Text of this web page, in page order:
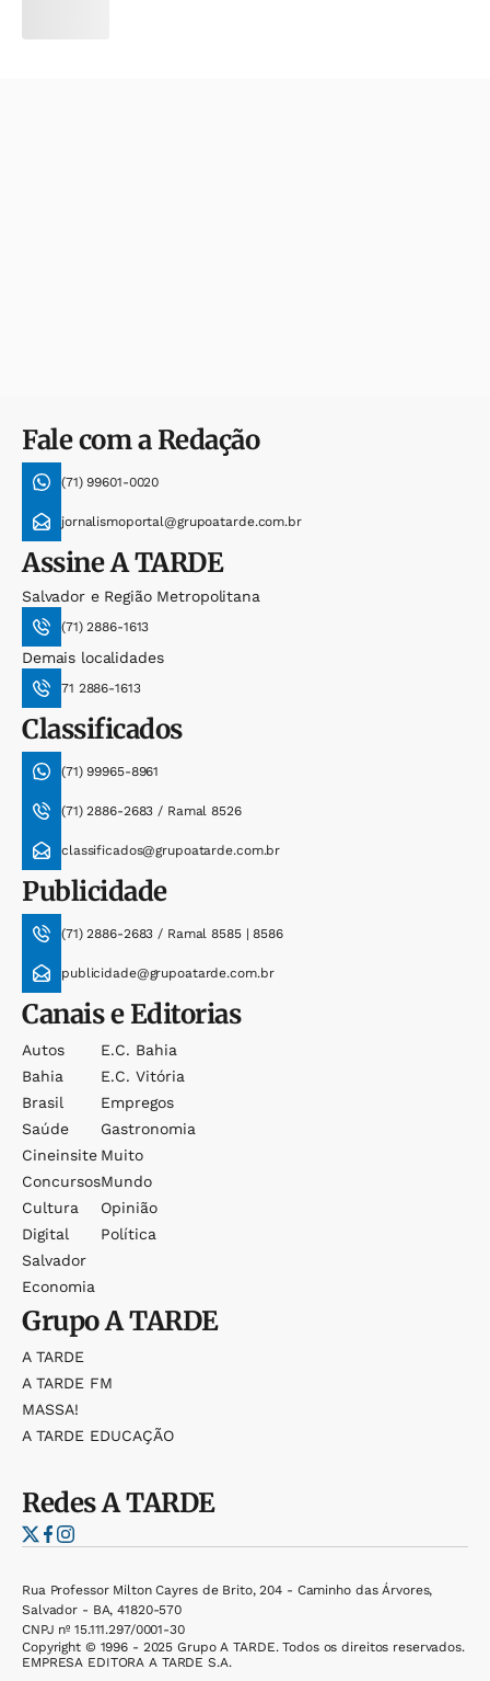
Fale com a Redação
(71) 99601-0020
jornalismoportal@grupoatarde.com.br
AssineA TARDE
Salvador e Região Metropolitana
(71) 2886-1613
Demais localidades
71 2886-1613
Classificados
(71) 99965-8961
(71) 2886-2683 / Ramal 8526
classificados@grupoatarde.com.br
Publicidade
(71) 2886-2683 / Ramal 8585 | 8586
publicidade@grupoatarde.com.br
Canais e Editorias
Autos
Bahia
Brasil
Saúde
Cineinsite
Concursos
Cultura
Digital
Salvador
Economia
E.c. Bahia
E.c. Vitória
Empregos
Gastronomia
Muito
Mundo
Opinião
Política
GrupoA TARDE
A TARDE
A TARDE FM
MASSA!
A TARDE EDUCAÇÃO
RedesA TARDE
Rua Professor Milton Cayres de Brito, 204 - Caminho das Árvores,
Salvador - BA, 41820-570
CNPJ nº 15.111.297/0001-30
Copyright © 1996 - 2025 Grupo A TARDE. Todos os direitos reservados.
EMPRESA EDITORA A TARDE S.A.